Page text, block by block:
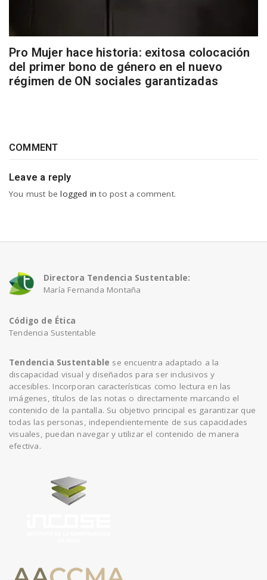
Pro Mujer hace historia: exitosa colocación
del primer bono de género en el nuevo
régimen de ON sociales garantizadas
COMMENT
Leave a reply
You must belogged in to post a comment.
Directora Tendencia Sustentable:
María Fernanda Montaña
Código de Ética
Tendencia Sustentable
Tendencia Sustentable se encuentra adaptado a la
discapacidad visual y diseñados para ser inclusivos y
accesibles. Incorporan características como lectura en las
imágenes, títulos de las notas o directamente marcando el
contenido de la pantalla. Su objetivo principal es garantizar que
todas las personas, independientemente de sus capacidades
visuales, puedan navegar y utilizar el contenido de manera
efectiva.